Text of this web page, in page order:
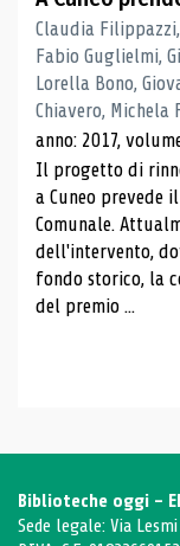
Claudia
Fabio Guglielmi,
Lorella Bono,
Chiavero, Michela
anno: 2017,
Il progetto di
a Cuneo prevede
Comunale.
dell'intervento,
fondo storico, la
del premio ...
Biblioteche oggi -
Sede legale: Via